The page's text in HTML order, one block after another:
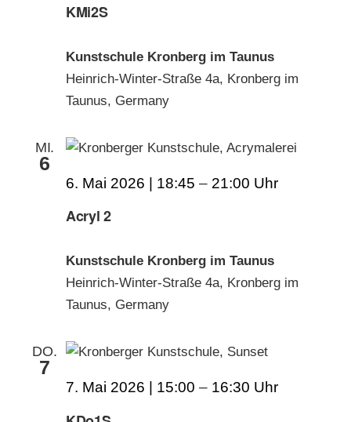
KMi2S
Kunstschule Kronberg im Taunus
Heinrich-Winter-Straße 4a, Kronberg im
Taunus, Germany
MI.
6
Acryl 2
6. Mai 2026 | 18:45 – 21:00
Kunstschule Kronberg im Taunus
Heinrich-Winter-Straße 4a, Kronberg im
Taunus, Germany
DO.
7
7. Mai 2026 | 15:00 – 16:30